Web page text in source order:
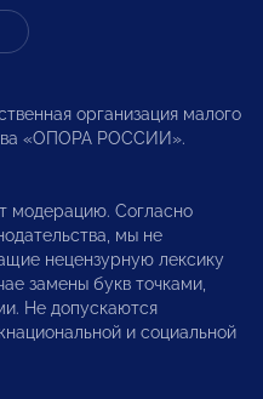
организация малого
«ОПОРА РОССИИ».
модерацию. Согласно
мы не
нецензурную лексику
замены букв точками,
Не допускаются
и социальной